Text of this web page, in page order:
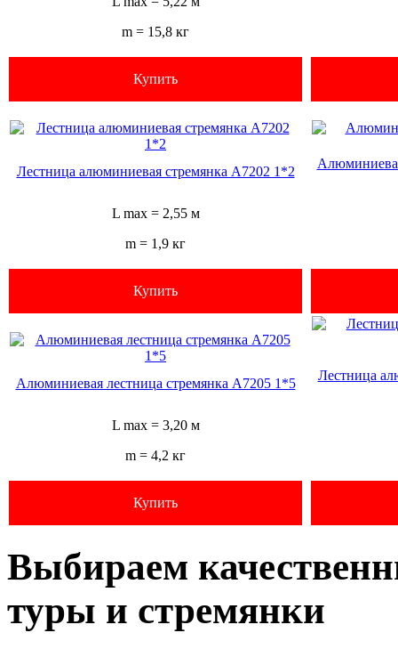
m = 15,8 кг
Купить
Лестница алюминиевая стремянка А7202 1*2
L max = 2,55 м
m = 1,9 кг
Купить
Алюминиевая лестница стремянка А7205 1*5
Лестница
L max = 3,20 м
m = 4,2 кг
Купить
Выбираем
туры и стремянки